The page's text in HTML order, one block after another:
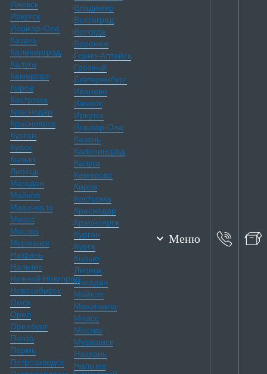
Ижевск
Иркутск
Йошкар-Ола
Казань
Калининград
Калуга
Кемерово
Киров
Кострома
Краснодар
Красноярск
Курган
Курск
Кызыл
Липецк
Магадан
Майкоп
Махачкала
Миасс
Москва
Мурманск
Назрань
Нальчик
Нижний Новгород
Новосибирск
Омск
Орел
Оренбург
Пенза
Пермь
Петрозаводск
Меню
Владимир
Волгоград
Вологда
Воронеж
Горно-Алтайск
Грозный
Екатеринбург
Иваново
Ижевск
Иркутск
Йошкар-Ола
Казань
Калининград
Калуга
Кемерово
Киров
Кострома
Краснодар
Красноярск
Курган
Курск
Кызыл
Липецк
Магадан
Майкоп
Махачкала
Миасс
Москва
Мурманск
Назрань
Нальчик